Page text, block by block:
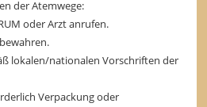
der Atemwege:
oder Arzt anrufen.
lokalen/nationalen Vorschriften der
Verpackung oder